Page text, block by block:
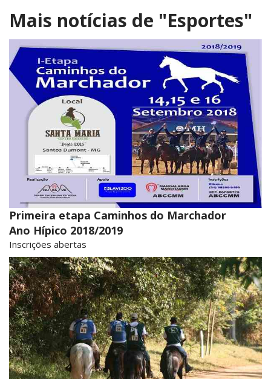
Mais notícias de "Esportes"
Primeira etapa Caminhos do Marchador
Ano Hípico 2018/2019
Inscrições abertas